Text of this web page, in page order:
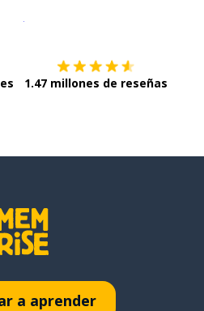
1.47 millones de reseñas
a aprender